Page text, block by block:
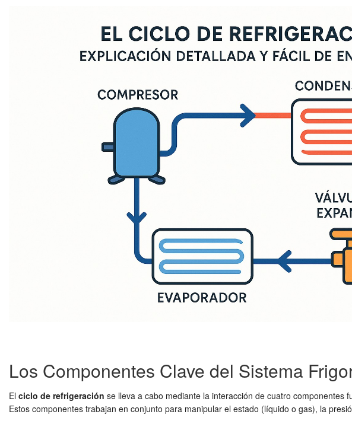
Los Componentes Clave del Sistema
El ciclo de refrigeración se lleva a cabo mediante la interacción de cuatro componentes
Estos componentes trabajan en conjunto para manipular el estado (líquido o gas), la